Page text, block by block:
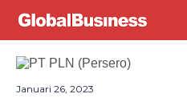
Januari 26, 2023